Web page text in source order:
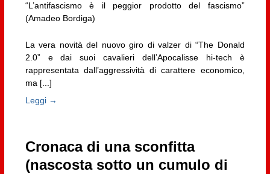
“L’antifascismo è il peggior prodotto del fascismo”
(Amadeo Bordiga)
La vera novità del nuovo giro di valzer di “The Donald
2.0” e dai suoi cavalieri dell’Apocalisse hi-tech è
rappresentata dall’aggressività di carattere economico,
ma [...]
Leggi →
Cronaca di una sconfitta
(nascosta sotto un cumulo di